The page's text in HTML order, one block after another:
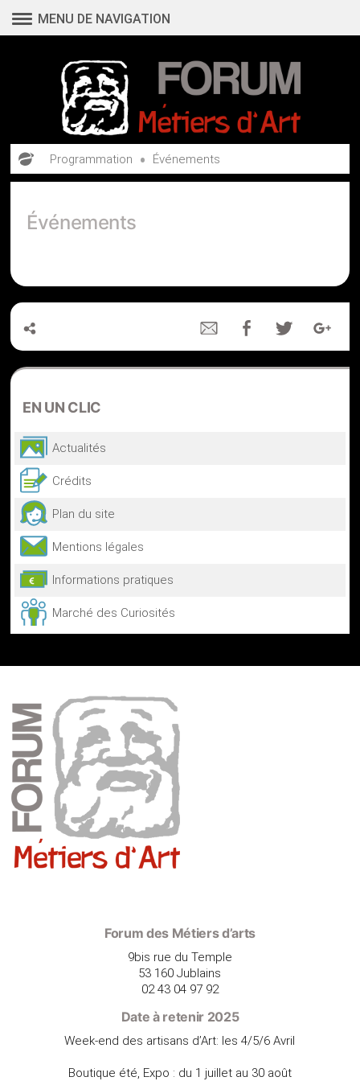
contenu
MENU DE NAVIGATION
Programmation • Événements
Événements
EN UN CLIC
Actualités
Crédits
Plan du site
Mentions légales
Informations pratiques
Marché des Curiosités
Forum des Métiers d’arts
9bis rue du Temple
53 160 Jublains
02 43 04 97 92
Date à retenir 2025
Week-end des artisans d’Art: les 4/5/6 Avril
Boutique été, Expo : du 1 juillet au 30 août